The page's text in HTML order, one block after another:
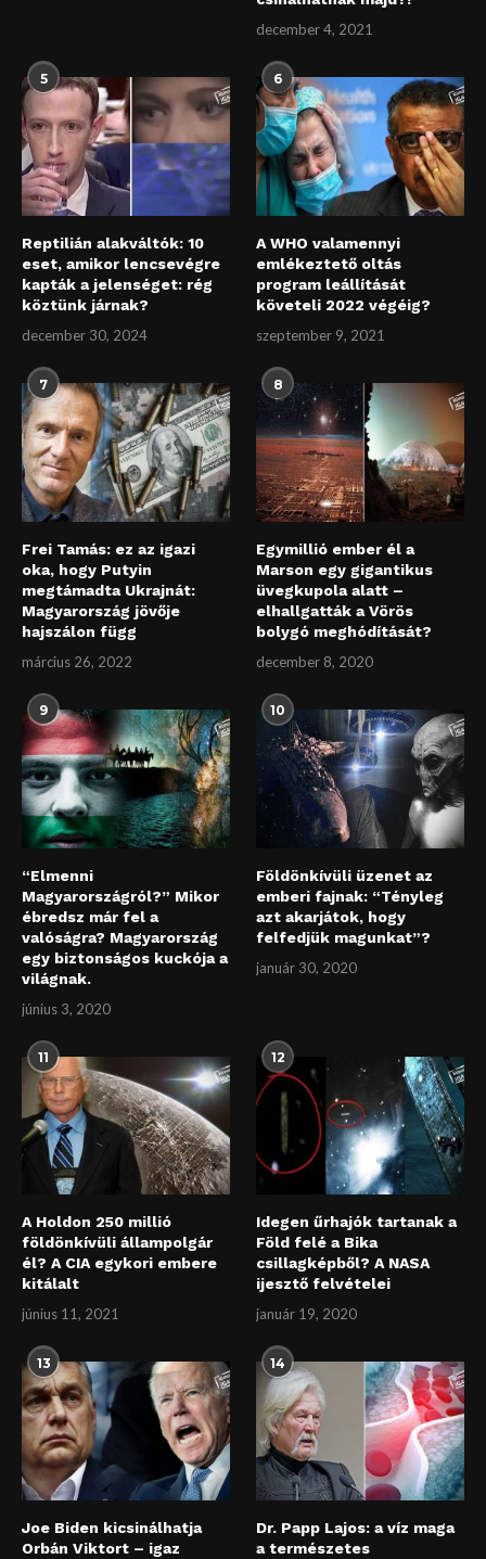
december 4, 2021
5
Reptilián alakváltók: 10
eset, amikor lencsevégre
kapták a jelenséget: rég
köztünk járnak?
december 30, 2024
6
A WHO valamennyi
emlékeztető oltás
program leállítását
követeli 2022 végéig?
szeptember 9, 2021
7
Frei Tamás: ez az igazi
oka, hogy Putyin
megtámadta Ukrajnát:
Magyarország jövője
hajszálon függ
március 26, 2022
8
Egymillió ember él a
Marson egy gigantikus
üvegkupola alatt –
elhallgatták a Vörös
bolygó meghódítását?
december 8, 2020
9
“Elmenni
Magyarországról?” Mikor
ébredsz már fel a
valóságra? Magyarország
egy biztonságos kuckója a
világnak.
június 3, 2020
10
Földönkívüli üzenet az
emberi fajnak: “Tényleg
azt akarjátok, hogy
felfedjük magunkat”?
január 30, 2020
11
A Holdon 250 millió
földönkívüli állampolgár
él? A CIA egykori embere
kitálalt
június 11, 2021
12
Idegen űrhajók tartanak a
Föld felé a Bika
csillagképből? A NASA
ijesztő felvételei
január 19, 2020
13
Joe Biden kicsinálhatja
Orbán Viktort – igaz
14
Dr. Papp Lajos: a víz maga
a természetes